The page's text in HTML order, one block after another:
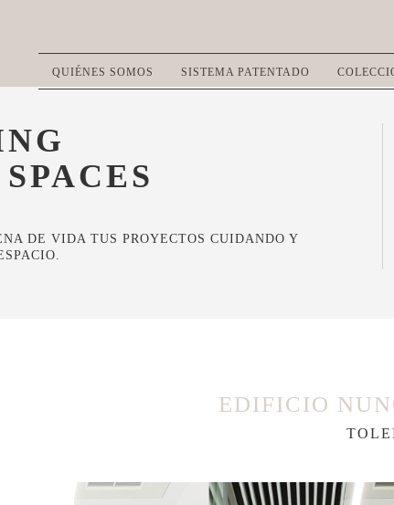
QUIÉNES SOMOS SISTEMA PATENTADO
DE VIDA TUS PROYECTOS CUIDANDO Y
EDIFICIO